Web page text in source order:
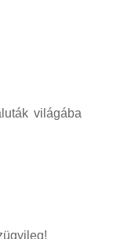
világába